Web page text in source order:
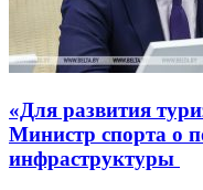
«Для развития
Министр спорта о
инфраструктуры